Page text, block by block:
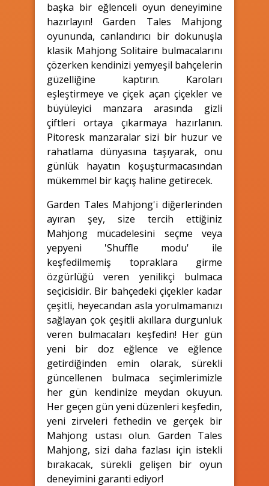
başka bir eğlenceli oyun deneyimine
hazırlayın! Garden Tales Mahjong
oyununda, canlandırıcı bir dokunuşla
klasik Mahjong Solitaire bulmacalarını
çözerken kendinizi yemyeşil bahçelerin
güzelliğine kaptırın. Karoları
eşleştirmeye ve çiçek açan çiçekler ve
büyüleyici manzara arasında gizli
çiftleri ortaya çıkarmaya hazırlanın.
Pitoresk manzaralar sizi bir huzur ve
rahatlama dünyasına taşıyarak, onu
günlük hayatın koşuşturmacasından
mükemmel bir kaçış haline getirecek.
Garden Tales Mahjong'i diğerlerinden
ayıran şey, size tercih ettiğiniz
Mahjong mücadelesini seçme veya
yepyeni 'Shuffle modu' ile
keşfedilmemiş topraklara girme
özgürlüğü veren yenilikçi bulmaca
seçicisidir. Bir bahçedeki çiçekler kadar
çeşitli, heyecandan asla yorulmamanızı
sağlayan çok çeşitli akıllara durgunluk
veren bulmacaları keşfedin! Her gün
yeni bir doz eğlence ve eğlence
getirdiğinden emin olarak, sürekli
güncellenen bulmaca seçimlerimizle
her gün kendinize meydan okuyun.
Her geçen gün yeni düzenleri keşfedin,
yeni zirveleri fethedin ve gerçek bir
Mahjong ustası olun. Garden Tales
Mahjong, sizi daha fazlası için istekli
bırakacak, sürekli gelişen bir oyun
deneyimini garanti ediyor!